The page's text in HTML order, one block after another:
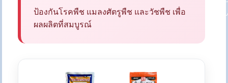
ป้องกันโรคพืช แมลงศัตรูพืช และวัชพืช เพื่อ
ผลผลิตที่สมบูรณ์